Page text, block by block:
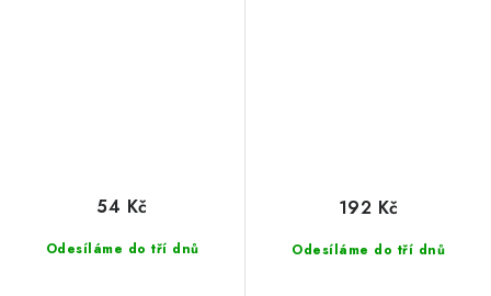
Odesíláme do tří dnů
54 Kč
Odesíláme do tří dnů
192 Kč